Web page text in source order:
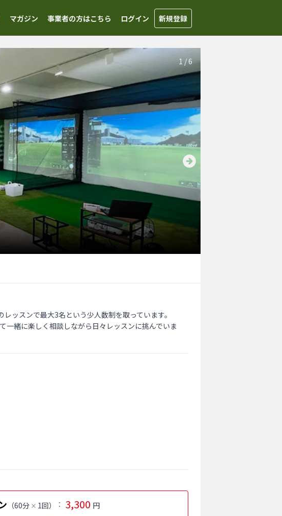
マガジン 事業者の方はこちら ログイン 新規登録
1 /6
ッスンで最大3名という少人数制を取っています。
一緒に楽しく相談しながら日々レッスンに挑んでいま
（60分 × 1回） ： 3,300 円